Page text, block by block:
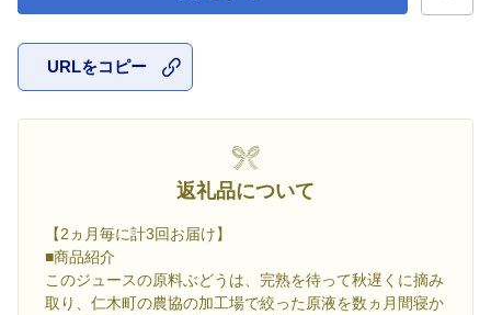
URLをコピー
返礼品について
【2ヵ月毎に計3回お届け】
■商品紹介
このジュースの原料ぶどうは、完熟を待って秋遅くに摘み
取り、仁木町の農協の加工場で絞った原液を数ヵ月間寝か